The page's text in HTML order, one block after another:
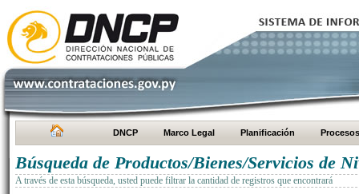
DNCP Marco Legal Planificación Procesos
Búsqueda de Productos/Bienes/Servicios de
A través de esta búsqueda, usted puede filtrar la cantidad de registros que encontrará